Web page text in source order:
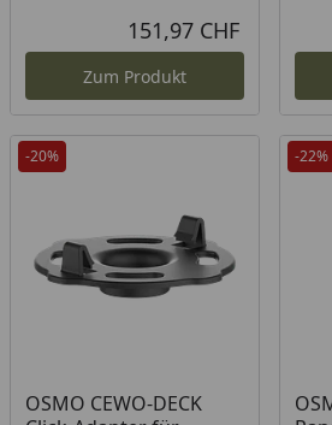
151,97 CHF
Zum Produkt
-20%
OSMO CEWO-DECK
-22%